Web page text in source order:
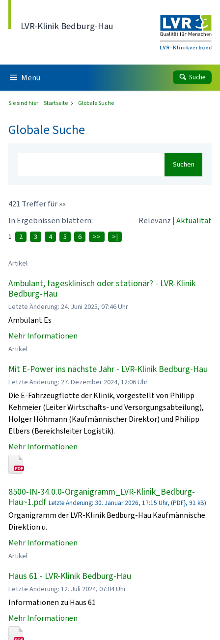
LVR-Klinik Bedburg-Hau
Menü Suche
Sie sind hier: Startseite Globale Suche
Globale Suche
Suchen
421 Treffer für »«
In Ergebnissen blättern:
Relevanz | Aktualität
1 2 3 4 5 6 >> >|
Artikel
Ambulant, tagesklinisch oder stationär? - LVR-Klinik
Bedburg-Hau
Letzte Änderung: 24. Juni 2025, 07:46 Uhr
Ambulant Es
Mehr Informationen
Artikel
Mit E-Power ins nächste Jahr - LVR-Klinik Bedburg-Hau
Letzte Änderung: 27. Dezember 2024, 12:06 Uhr
Die E-Fahrzeugflotte der Klinik, vorgestellt von Philipp
Kehmeier (Leiter Wirtschafts- und Versorgungsabteilung),
Holger Höhmann (Kaufmännischer Direktor) und Philipp
Elbers (Bereichsleiter Logistik).
Mehr Informationen
8500-IN-34.0.0-Organigramm_LVR-Klinik_Bedburg-
Hau~1.pdf Letzte Änderung: 30. Januar 2026, 17:15 Uhr, (PDF}, 91 kB)
Organigramm der LVR-Klinik Bedburg-Hau Kaufmännische
Direktion u.
Mehr Informationen
Artikel
Haus 61 - LVR-Klinik Bedburg-Hau
Letzte Änderung: 12. Juli 2024, 07:04 Uhr
Informationen zu Haus 61
Mehr Informationen